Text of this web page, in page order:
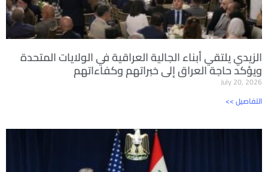
الزيدي يلتقي أبناء الجالية العراقية في الولايات المتحدة
ويؤكد حاجة العراق إلى خبراتهم وكفاءاتهم
July 20, 2026
<< التفاصيل